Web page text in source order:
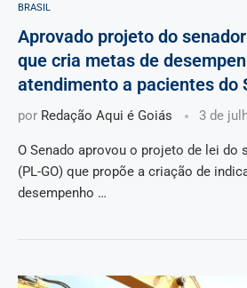
BRASIL
Aprovado projeto do
que cria metas de
atendimento a pacientes do
por Redação Aqui é Goiás 3 de
O Senado aprovou o projeto de lei do
(PL-GO) que propõe a criação de
desempenho …